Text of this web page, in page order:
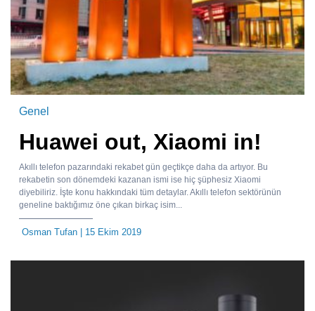
Genel
Huawei out, Xiaomi in!
Akıllı telefon pazarındaki rekabet gün geçtikçe daha da artıyor. Bu
rekabetin son dönemdeki kazanan ismi ise hiç şüphesiz Xiaomi
diyebiliriz. İşte konu hakkındaki tüm detaylar. Akıllı telefon sektörünün
geneline baktığımız öne çıkan birkaç isim...
Osman Tufan | 15 Ekim 2019